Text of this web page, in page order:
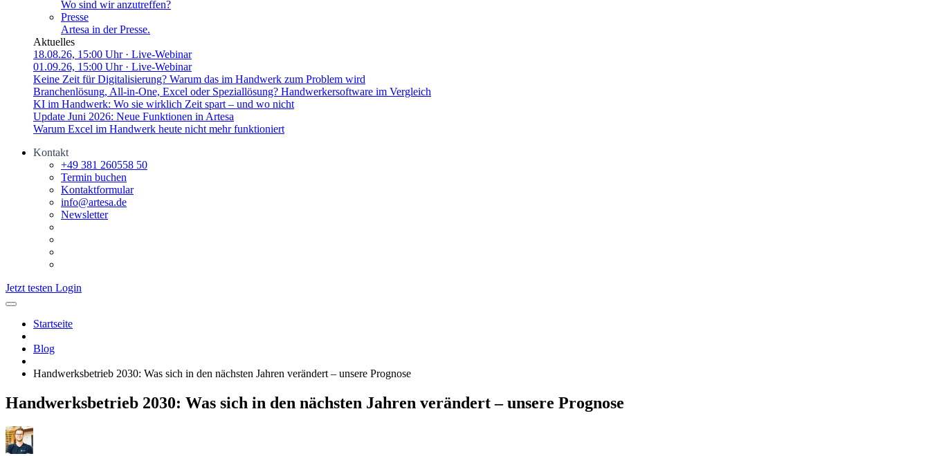
Wo sind wir anzutreffen?
Presse
Artesa in der Presse.
Aktuelles
18.08.26, 15:00 Uhr· Live-Webinar
01.09.26, 15:00 Uhr· Live-Webinar
Keine Zeit für Digitalisierung? Warum das im Handwerk zum Problem wird
Branchenlösung, All-in-One, Excel oder Speziallösung? Handwerkersoftware im Vergleich
KI im Handwerk: Wo sie wirklich Zeit spart – und wo nicht
Update Juni 2026: Neue Funktionen in Artesa
Warum Excel im Handwerk heute nicht mehr funktioniert
Kontakt
+49 381 260558 50
Termin buchen
Kontaktformular
info@artesa.de
Newsletter
Jetzt testen Login
Startseite
Blog
Handwerksbetrieb 2030: Was sich in den nächsten Jahren verändert – unsere Prognose
Handwerksbetrieb 2030: Was sich in den nächsten Jahren verändert – unsere Prognose